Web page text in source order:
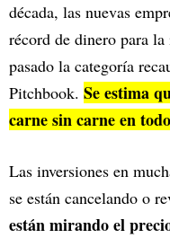
década, las nuevas
récord de dinero para
pasado la categoría
Pitchbook. Se estima
carne sin carne en
Las inversiones en
se están cancelando o
están mirando el